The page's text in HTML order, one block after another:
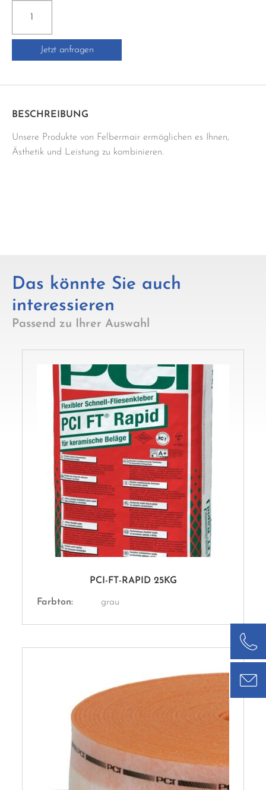
RUNDKANTEN-
PROFIL
MengeJetzt anfragen
BESCHREIBUNG
Unsere Produkte von Felbermair ermöglichen es Ihnen,
Ästhetik und Leistung zu kombinieren.
Das könnte Sie auch
interessieren
PCI-FT-RAPID 25KG
Farbton: grau